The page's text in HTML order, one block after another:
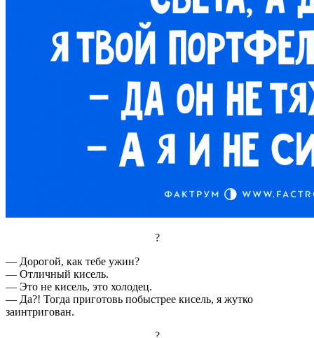
?
— Дорогой, как тебе ужин?
— Отличный кисель.
— Это не кисель, это холодец.
— Да?! Тогда приготовь побыстрее кисель, я жутко
заинтригован.
?